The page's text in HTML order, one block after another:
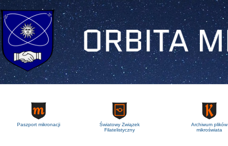
Paszport mikronacji
Światowy Związek
Filatelistyczny
Archiwum plików
mikroświata